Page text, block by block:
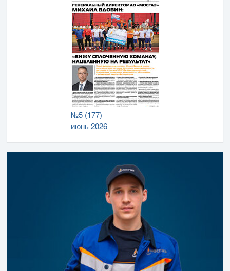
№5 (177)
июнь 2026